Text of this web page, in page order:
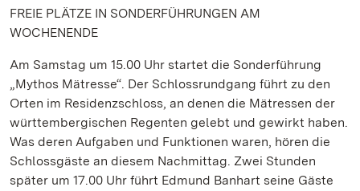
FREIE PLÄTZE IN SONDERFÜHRUNGEN AM
WOCHENENDE
Am Samstag um 15.00 Uhr startet die Sonderführung
„Mythos Mätresse“. Der Schlossrundgang führt zu den
Orten im Residenzschloss, an denen die Mätressen der
württembergischen Regenten gelebt und gewirkt haben.
Was deren Aufgaben und Funktionen waren, hören die
Schlossgäste an diesem Nachmittag. Zwei Stunden
später um 17.00 Uhr führt Edmund Banhart seine Gäste